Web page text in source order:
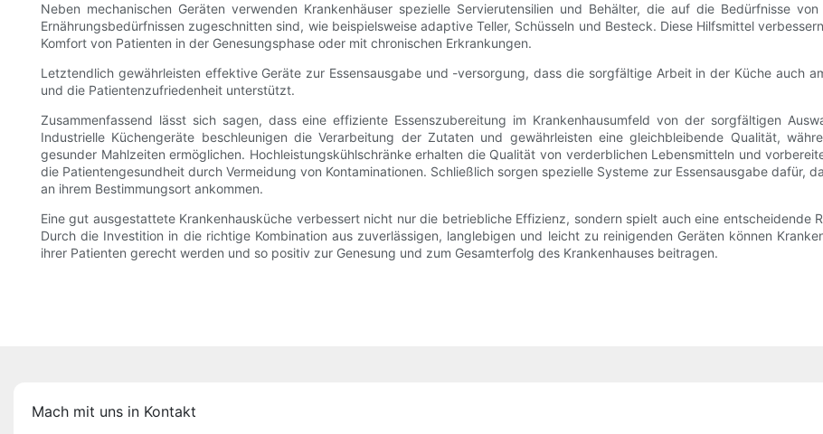
Neben mechanischen Geräten verwenden Krankenhäuser spezielle Servierutensilien und Behälter, die auf die Bedürfnisse
Ernährungsbedürfnissen zugeschnitten sind, wie beispielsweise adaptive Teller, Schüsseln und Besteck. Diese Hilfsmittel
Komfort von Patienten in der Genesungsphase oder mit chronischen Erkrankungen.
Letztendlich gewährleisten effektive Geräte zur Essensausgabe und -versorgung, dass die sorgfältige Arbeit in der Küche auch
und die Patientenzufriedenheit unterstützt.
Zusammenfassend lässt sich sagen, dass eine effiziente Essenszubereitung im Krankenhausumfeld von der sorgfältigen
Industrielle Küchengeräte beschleunigen die Verarbeitung der Zutaten und gewährleisten eine gleichbleibende Qualität,
gesunder Mahlzeiten ermöglichen. Hochleistungskühlschränke erhalten die Qualität von verderblichen Lebensmitteln und
die Patientengesundheit durch Vermeidung von Kontaminationen. Schließlich sorgen spezielle Systeme zur Essensausgabe dafür,
an ihrem Bestimmungsort ankommen.
Eine gut ausgestattete Krankenhausküche verbessert nicht nur die betriebliche Effizienz, sondern spielt auch eine entscheidende
Durch die Investition in die richtige Kombination aus zuverlässigen, langlebigen und leicht zu reinigenden Geräten können
ihrer Patienten gerecht werden und so positiv zur Genesung und zum Gesamterfolg des Krankenhauses beitragen.
Mach mit uns in Kontakt